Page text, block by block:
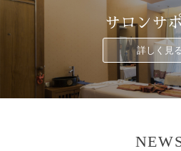
サロンサ
詳しく見る